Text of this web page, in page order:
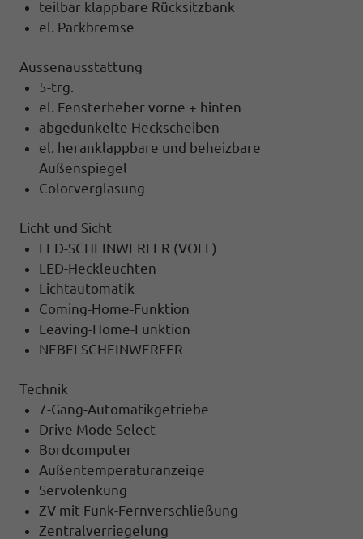
teilbar klappbare Rücksitzbank
el. Parkbremse
Aussenausstattung
5-trg.
el. Fensterheber vorne + hinten
abgedunkelte Heckscheiben
el. heranklappbare und beheizbare
Außenspiegel
Colorverglasung
Licht und Sicht
LED-SCHEINWERFER (VOLL)
LED-Heckleuchten
Lichtautomatik
Coming-Home-Funktion
Leaving-Home-Funktion
NEBELSCHEINWERFER
Technik
7-Gang-Automatikgetriebe
Drive Mode Select
Bordcomputer
Außentemperaturanzeige
Servolenkung
ZV mit Funk-Fernverschließung
Zentralverriegelung